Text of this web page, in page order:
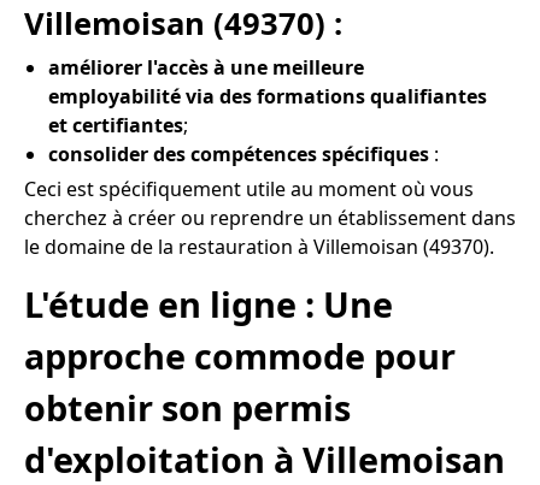
Villemoisan (49370) :
améliorer l'accès à une meilleure
employabilité via des formations qualifiantes
et certifiantes;
consolider des compétences spécifiques :
Ceci est spécifiquement utile au moment où vous
cherchez à créer ou reprendre un établissement dans
le domaine de la restauration à Villemoisan (49370).
L'étude en ligne : Une
approche commode pour
obtenir son permis
d'exploitation à Villemoisan